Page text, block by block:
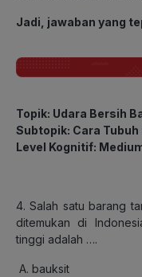
Jadi, jawaban yang
Topik: Udara Bersih
Subtopik: Cara
Level Kognitif:
4. Salah satu barang
ditemukan di
tinggi adalah ….
bauksit